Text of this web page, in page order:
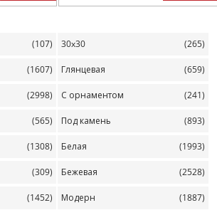
(107) 30x30 (265)
(1607) Глянцевая (659)
(2998) С орнаментом (241)
(565) Под камень (893)
(1308) Белая (1993)
(309) Бежевая (2528)
(1452) Модерн (1887)